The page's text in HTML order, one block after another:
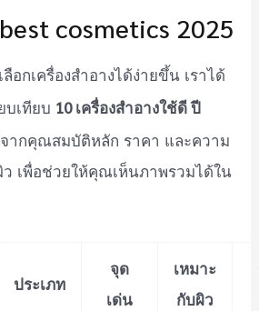
อกเครื่องสำอางได้ง่ายขึ้น เราได้
บเทียบ 10 เครื่องสำอางใช้ดี ปี
ากคุณสมบัติหลัก ราคา และความ
เพื่อช่วยให้คุณเห็นภาพรวมได้ใน
ประเภท
จุด
เด่น
เหมาะ
กับผิว